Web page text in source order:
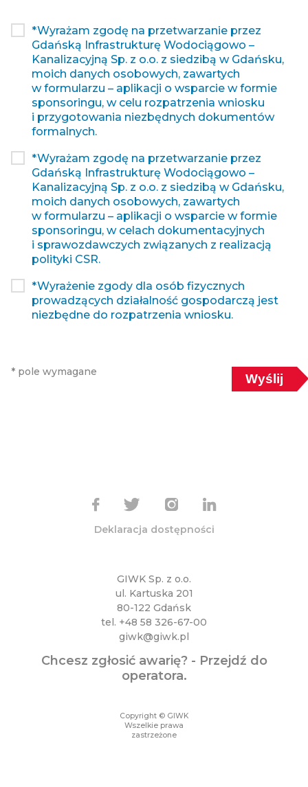
*Wyrażam zgodę na przetwarzanie przez
Gdańską Infrastrukturę Wodociągowo –
Kanalizacyjną Sp. z o.o. z siedzibą w Gdańsku,
moich danych osobowych, zawartych
w formularzu – aplikacji o wsparcie w formie
sponsoringu, w celu rozpatrzenia wniosku
i przygotowania niezbędnych dokumentów
formalnych.
*Wyrażam zgodę na przetwarzanie przez
Gdańską Infrastrukturę Wodociągowo –
Kanalizacyjną Sp. z o.o. z siedzibą w Gdańsku,
moich danych osobowych, zawartych
w formularzu – aplikacji o wsparcie w formie
sponsoringu, w celach dokumentacyjnych
i sprawozdawczych związanych z realizacją
polityki CSR.
*Wyrażenie zgody dla osób fizycznych
prowadzących działalność gospodarczą jest
niezbędne do rozpatrzenia wniosku.
* pole wymagane Wyślij
GIWK Sp. z o.o.
ul. Kartuska 201
80-122 Gdańsk
tel. +48 58 326-67-00
giwk@giwk.pl
Chcesz zgłosić awarię? - Przejdź do
operatora.
Copyright © GIWK
Wszelkie prawa
zastrzeżone
Deklaracja dostępności